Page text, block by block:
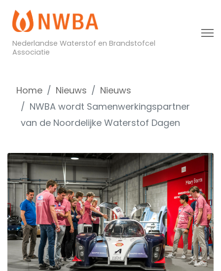
Nederlandse Waterstof en Brandstofcel
Associatie
Home Nieuws
Nieuws
NWBA wordt Samenwerkingspartner
van de Noordelijke Waterstof Dagen